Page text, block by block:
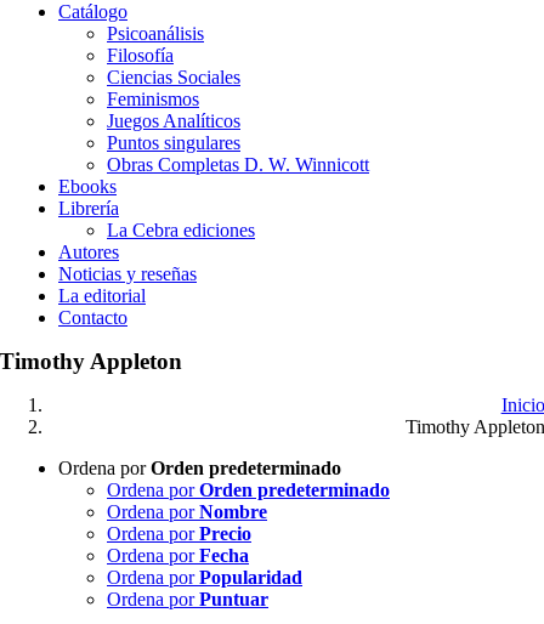
Catálogo
Psicoanálisis
Filosofía
Ciencias Sociales
Feminismos
Juegos Analíticos
Puntos singulares
Obras Completas D. W. Winnicott
Ebooks
Librería
La Cebra ediciones
Autores
Noticias y reseñas
La editorial
Contacto
Timothy Appleton
Inicio
Timothy Appleton
Ordena porOrden predeterminado
Ordena porOrden predeterminado
Ordena porNombre
Ordena porPrecio
Ordena porFecha
Ordena porPopularidad
Ordena porPuntuar